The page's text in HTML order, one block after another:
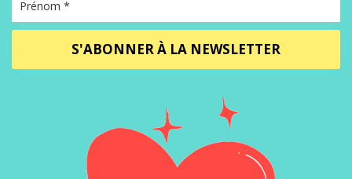
S'ABONNER À LA NEWSLETTER